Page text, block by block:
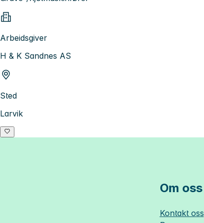
Arbeidsgiver
H & K Sandnes AS
Sted
Larvik
Om oss
Kontakt oss